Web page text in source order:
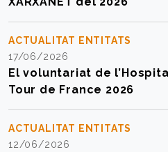
ACTUALITAT ENTITATS
17/06/2026
El voluntariat de
Tour de France 2026
ACTUALITAT ENTITATS
12/06/2026